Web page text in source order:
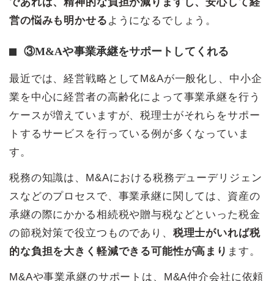
営の悩みも明かせる ようになるでしょう。
③M&Aや事業承継をサポートしてくれる
最近では、経営戦略としてM&Aが一般化し、中小企
業を中心に経営者の高齢化によって事業承継を行う
ケースが増えていますが、税理士がそれらをサポー
トするサービスを行っている例が多くなっていま
す。
税務の知識は、M&Aにおける税務デューデリジェン
スなどのプロセスで、事業承継に関しては、資産の
承継の際にかかる相続税や贈与税などといった税金
の節税対策で役立つものであり、 税理士がいれば税
的な負担を大きく軽減できる可能性が高まり ます。
M&Aや事業承継のサポートは、M&A仲介会社に依頼